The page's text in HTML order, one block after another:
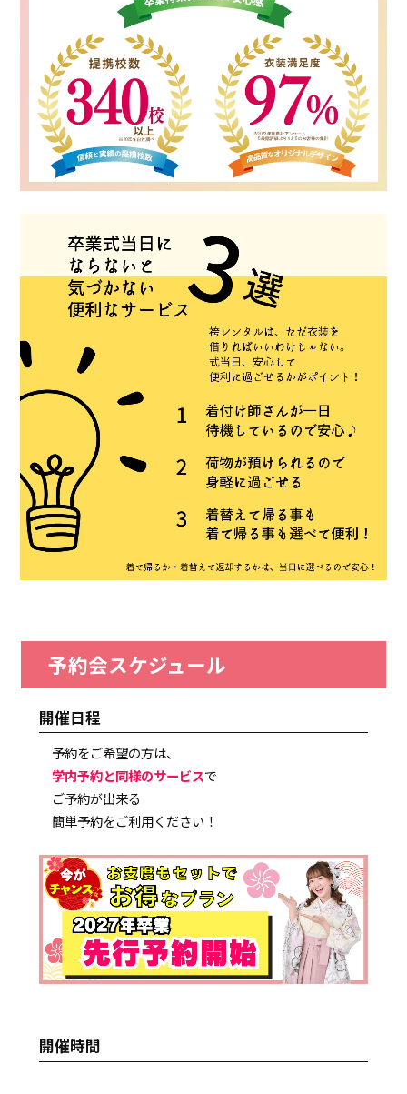
予約会スケジュール
開催日程
予約をご希望の方は、
学内予約と同様のサービスで
ご予約が出来る
簡単予約をご利用ください！
開催時間